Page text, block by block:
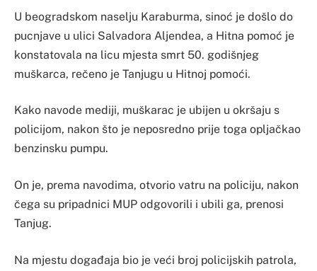
U beogradskom naselju Karaburma, sinoć je došlo do
pucnjave u ulici Salvadora Aljendea, a Hitna pomoć je
konstatovala na licu mjesta smrt 50. godišnjeg
muškarca, rečeno je Tanjugu u Hitnoj pomoći.
Kako navode mediji, muškarac je ubijen u okršaju s
policijom, nakon što je neposredno prije toga opljačkao
benzinsku pumpu.
On je, prema navodima, otvorio vatru na policiju, nakon
čega su pripadnici MUP odgovorili i ubili ga, prenosi
Tanjug.
Na mjestu događaja bio je veći broj policijskih patrola,